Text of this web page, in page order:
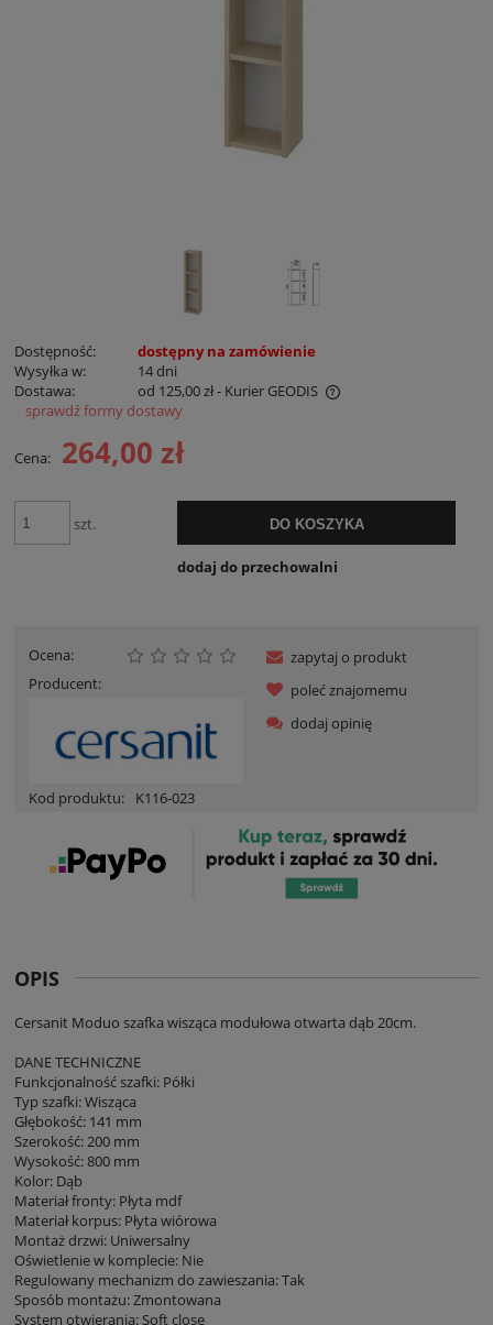
Dostępność:
dostępny na zamówienie
Wysyłka w:
14 dni
Dostawa:
od 125,00 zł- Kurier GEODIS
Cena nie zawiera ewentualnych kosztów płatności
sprawdź formy dostawy
Cena: 264,00 zł
szt. DO KOSZYKA
dodaj do przechowalni
Ocena:
Producent:
Kod produktu: K116-023
zapytaj o produkt
poleć znajomemu
dodaj opinię
OPIS
Cersanit Moduo szafka wisząca modułowa otwarta dąb 20cm.
DANE TECHNICZNE
Funkcjonalność szafki: Półki
Typ szafki: Wisząca
Głębokość: 141 mm
Szerokość: 200 mm
Wysokość: 800 mm
Kolor: Dąb
Materiał fronty: Płyta mdf
Materiał korpus: Płyta wiórowa
Montaż drzwi: Uniwersalny
Oświetlenie w komplecie: Nie
Regulowany mechanizm do zawieszania: Tak
Sposób montażu: Zmontowana
System otwierania: Soft close